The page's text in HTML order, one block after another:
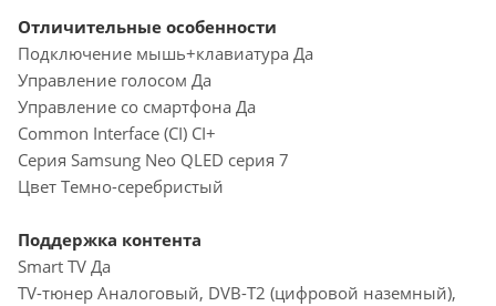
Отличительные особенности
Подключение мышь+клавиатура Да
Управление голосом Да
Управление со смартфона Да
Common Interface (CI) CI+
Серия Samsung Neo QLED серия 7
Цвет Темно-серебристый
Поддержка контента
Smart TV Да
TV-тюнер Аналоговый, DVB-T2 (цифровой наземный),